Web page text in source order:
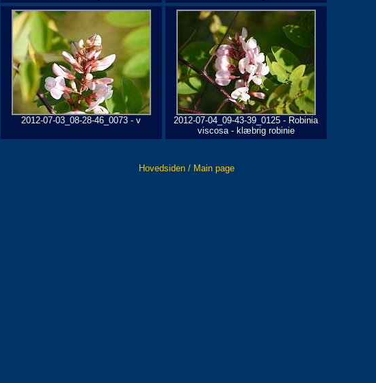
2012-07-03_08-28-46_0073 - v
2012-07-04_09-43-39_0125 - Robinia
viscosa - klæbrig robinie
Hovedsiden / Main page